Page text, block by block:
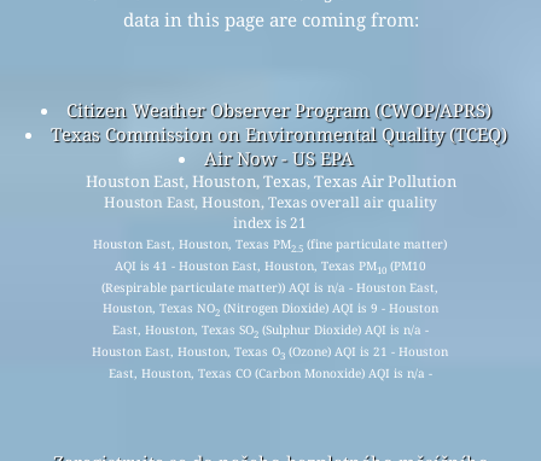
data in this page are coming from:
Citizen Weather Observer Program (CWOP/APRS)
Texas Commission on Environmental Quality (TCEQ)
Air Now - US EPA
Houston East, Houston, Texas, Texas Air Pollution
Houston East, Houston, Texas overall air quality
index is 21
Houston East, Houston, Texas PM2.5 (fine particulate matter)
AQI is 41 - Houston East, Houston, Texas PM10(PM10
(Respirable particulate matter)) AQI is n/a - Houston East,
Houston, Texas NO2(Nitrogen Dioxide) AQI is 9 - Houston
East, Houston, Texas SO2(Sulphur Dioxide) AQI is n/a -
Houston East, Houston, Texas O3 (Ozone) AQI is 21 - Houston
East, Houston, Texas CO (Carbon Monoxide) AQI is n/a -